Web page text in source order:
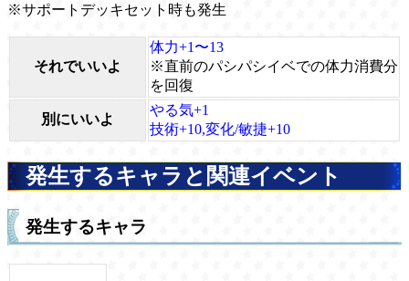
※サポートデッキセット時も発生
それでいいよ
体力+1〜13
※直前のパシパシイベでの体力消費分
を回復
別にいいよ
やる気+1
技術+10,変化/敏捷+10
発生するキャラと関連イベント
発生するキャラ